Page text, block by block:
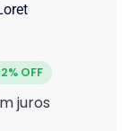
OFF
juros